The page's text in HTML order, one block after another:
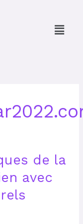
Menu
de la
avec